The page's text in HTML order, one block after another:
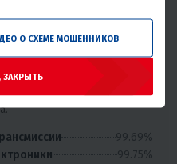
Всего обращений в сервис
или брак при
99.69%
99.75%
О СХЕМЕ МОШЕННИКОВ